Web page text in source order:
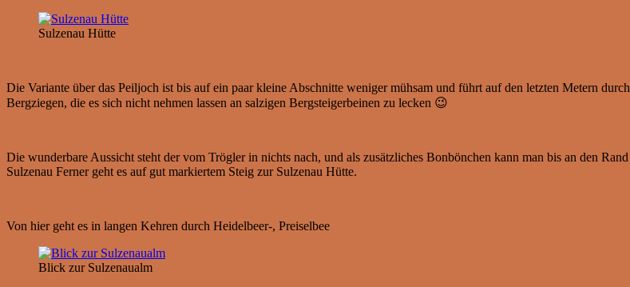
Sulzenau Hütte
Die Variante über das Peiljoch ist bis auf ein paar kleine Abschnitte weniger mühsam und führt auf den letzten Metern
Bergziegen, die es sich nicht nehmen lassen an salzigen Bergsteigerbeinen zu lecken 😉
Die wunderbare Aussicht steht der vom Trögler in nichts nach, und als zusätzliches Bonbönchen kann man bis an den
Sulzenau Ferner geht es auf gut markiertem Steig zur Sulzenau Hütte.
Von hier geht es in langen Kehren durch Heidelbeer-, Preiselbee
Blick zur Sulzenaualm